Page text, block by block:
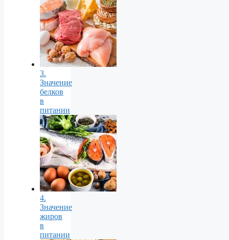
3.
Значение
белков
в
питании
4.
Значение
жиров
в
питании